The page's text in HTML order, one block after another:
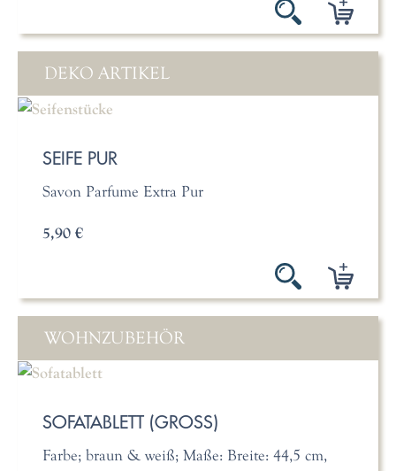
DEKO ARTIKEL
SEIFE PUR
Savon Parfume Extra Pur
5,90 €
WOHNZUBEHÖR
SOFATABLETT (GROSS)
Farbe; braun & weiß; Maße: Breite: 44,5 cm,